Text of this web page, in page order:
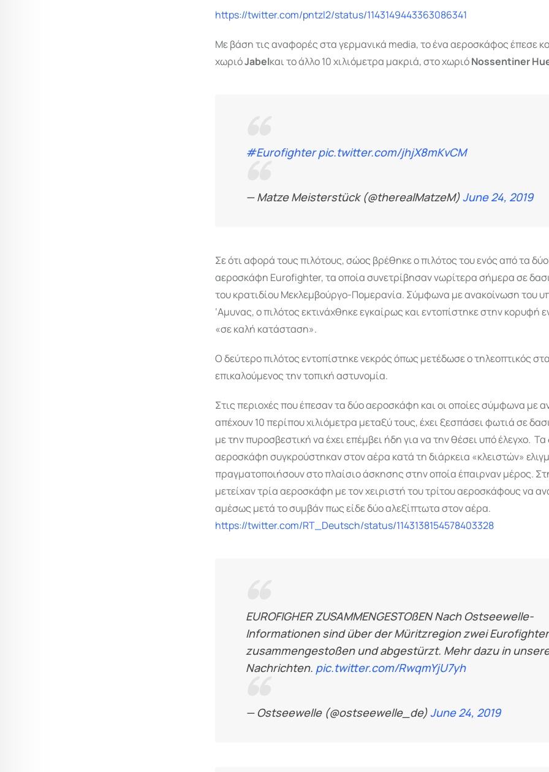
https://twitter.com/pntzl2/status/1143149443363086341
Με βάση τις αναφορές στα γερμανικά media, το ένα αεροσκάφος έπεσε
χωριόJabelκαι το άλλο 10 χιλιόμετρα μακριά, στο χωριόNossentiner
#Eurofighter pic.twitter.com/jhjX8mKvCM
— Matze Meisterstück (@therealMatzeM)June 24, 2019
Σε ότι αφορά τους πιλότους, σώος βρέθηκε ο πιλότος του ενός από τα
αεροσκάφη Eurofighter, τα οποία συνετρίβησαν νωρίτερα σήμερα σε
του κρατιδίου Μεκλεμβούργο-Πομερανία. Σύμφωνα με ανακοίνωση του
‘Αμυνας, ο πιλότος εκτινάχθηκε εγκαίρως και εντοπίστηκε στην κορυφή
«σε καλή κατάσταση».
Ο δεύτερο πιλότος εντοπίστηκε νεκρός όπως μετέδωσε ο τηλεοπτικός
επικαλούμενος την τοπική αστυνομία.
Στις περιοχές που έπεσαν τα δύο αεροσκάφη και οι οποίες σύμφωνα με
απέχουν 10 περίπου χιλιόμετρα μεταξύ τους, έχει ξεσπάσει φωτιά σε
με την πυροσβεστική να έχει επέμβει ήδη για να την θέσει υπό έλεγχο. Τα
αεροσκάφη συγκρούστηκαν στον αέρα κατά τη διάρκεια «κλειστών»
πραγματοποιήσουν στο πλαίσιο άσκησης στην οποία έπαιρναν μέρος.
μετείχαν τρία αεροσκάφη με τον χειριστή του τρίτου αεροσκάφους να
αμέσως μετά το συμβάν πως είδε δύο αλεξίπτωτα στον αέρα.
https://twitter.com/RT_Deutsch/status/1143138154578403328
EUROFIGHER ZUSAMMENGESTOßEN Nach Ostseewelle-
Informationen sind über der Müritzregion zwei Eurofighter
zusammengestoßen und abgestürzt. Mehr dazu in
Nachrichten. pic.twitter.com/RwqmYjU7yh
— Ostseewelle (@ostseewelle_de)June 24, 2019